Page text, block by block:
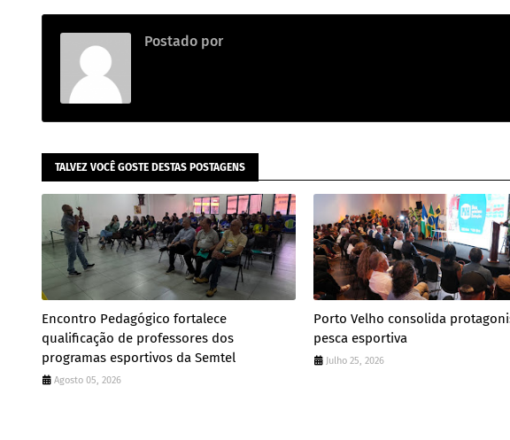
Postado por
TALVEZ VOCÊ GOSTE DESTAS POSTAGENS
Encontro Pedagógico fortalece
qualificação de professores dos
programas esportivos da Semtel
Agosto 05, 2026
Porto Velho consolida
pesca esportiva
Julho 25, 2026